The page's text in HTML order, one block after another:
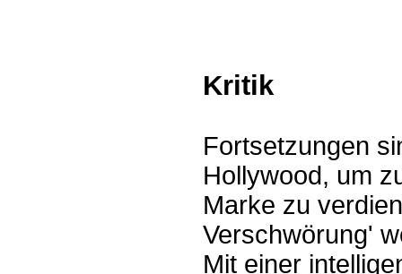
Kritik
Fortsetzungen
Hollywood, um
Marke zu
Verschwörung'
Mit einer